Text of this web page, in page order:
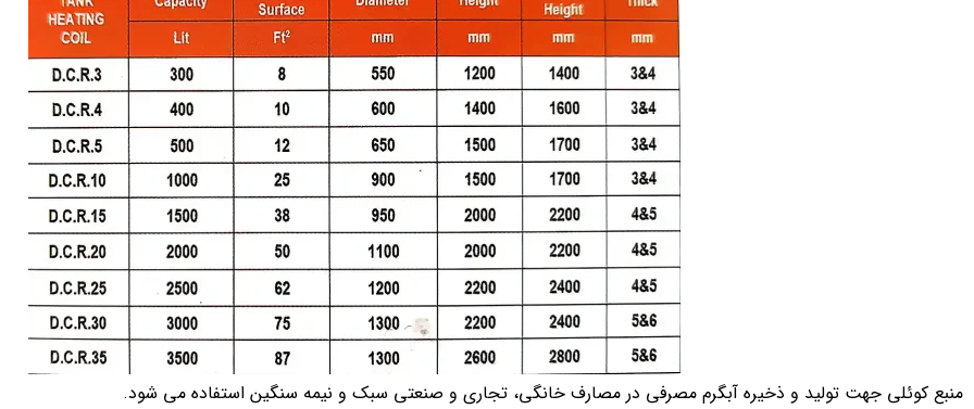
منبع کوئلی جهت تولید و ذخیره آبگرم مصرفی در مصارف خانگی، تجاری و صنعتی سبک و نیمه سنگین استفاده می شود.